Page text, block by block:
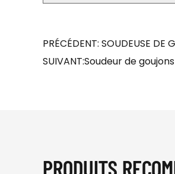
PRÉCÉDENT: SOUDEUSE
SUIVANT:Soudeur de
PRODUITS